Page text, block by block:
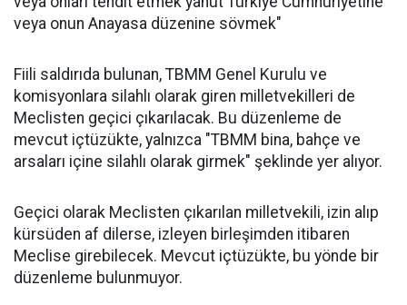
veya onun Anayasa düzenine sövmek"
Fiili saldırıda bulunan, TBMM Genel Kurulu ve
komisyonlara silahlı olarak giren milletvekilleri de
Meclisten geçici çıkarılacak. Bu düzenleme de
mevcut içtüzükte, yalnızca "TBMM bina, bahçe ve
arsaları içine silahlı olarak girmek" şeklinde yer alıyor.
Geçici olarak Meclisten çıkarılan milletvekili, izin alıp
kürsüden af dilerse, izleyen birleşimden itibaren
Meclise girebilecek. Mevcut içtüzükte, bu yönde bir
düzenleme bulunmuyor.